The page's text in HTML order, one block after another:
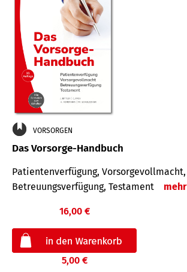
VORSORGEN
Das Vorsorge-Handbuch
Patientenverfügung, Vorsorgevollmacht,
Betreuungsverfügung, Testament
mehr
16,00 €
5,00 €